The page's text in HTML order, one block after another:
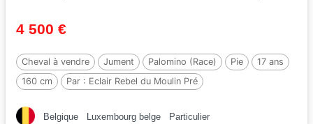
4 500 €
Cheval à vendre Jument Palomino (Race) Pie
17 ans
160 cm
Par : Eclair Rebel du Moulin Pré
Belgique Luxembourg belge Particulier